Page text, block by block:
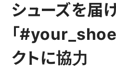
FAN CLUB
マイページはこちら
シューズを届
「
クトに協力